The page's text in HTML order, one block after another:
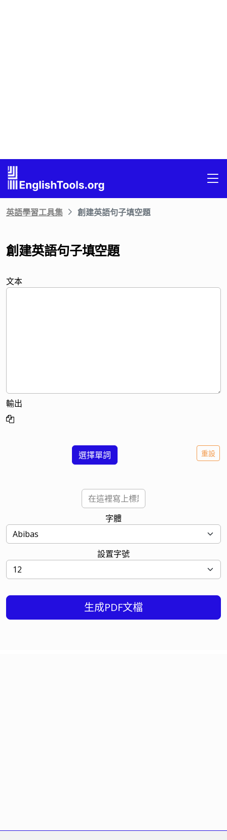
英語學習工具集 創建英語句子填空題
創建英語句子填空題
文本
輸出
選擇單詞 重設
字體
設置字號
生成PDF文檔